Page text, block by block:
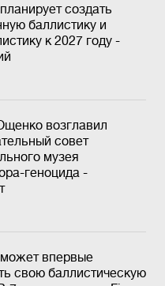
создать
баллистику и
к 2027 году -
возглавил
совет
музея
геноцида -
впервые
свою баллистическую